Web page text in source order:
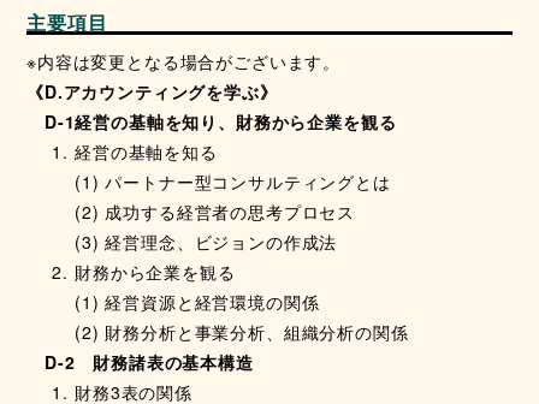
主要項目
※内容は変更となる場合がございます。
《D.アカウンティングを学ぶ》
D-1経営の基軸を知り、財務から企業を観る
経営の基軸を知る
(1) パートナー型コンサルティングとは
(2) 成功する経営者の思考プロセス
(3) 経営理念、ビジョンの作成法
財務から企業を観る
(1) 経営資源と経営環境の関係
(2) 財務分析と事業分析、組織分析の関係
D-2 財務諸表の基本構造
財務3表の関係